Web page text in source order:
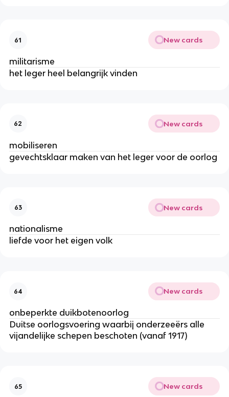
61 New cards
militarisme
het leger heel belangrijk vinden
62 New cards
mobiliseren
gevechtsklaar maken van het leger voor de oorlog
63 New cards
nationalisme
liefde voor het eigen volk
64 New cards
onbeperkte duikbotenoorlog
Duitse oorlogsvoering waarbij onderzeeërs alle
vijandelijke schepen beschoten (vanaf 1917)
65 New cards